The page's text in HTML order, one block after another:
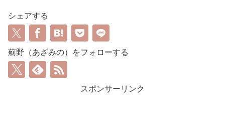
シェアする
薊野（あざみの）をフォローする
スポンサーリンク